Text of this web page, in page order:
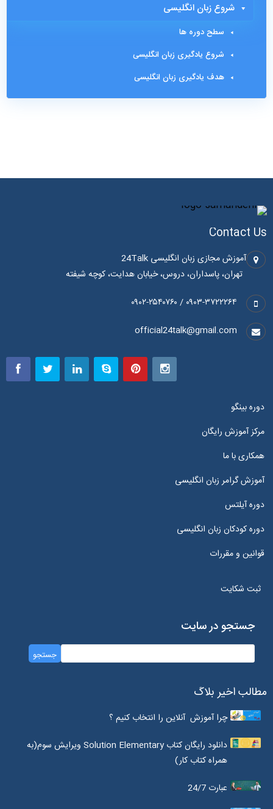
شروع زبان انگلیسی
سطح دوره ها
شروع یادگیری زبان انگلیسی
هدف یادگیری زبان انگلیسی
Contact Us
آموزش مجازی زبان انگلیسی 24Talk
تهران، پاسداران، دروس، خیابان هدایت، کوچه شیفته
۰۹۰۳-۳۷۲۲۲۶۴ / ۰۹۰۲-۲۵۴۰۷۶۰
official24talk@gmail.com
دوره بینگو
مرکز آموزش رایگان
همکاری با ما
آموزش گرامر زبان انگلیسی
دوره آیلتس
دوره کودکان زبان انگلیسی
قوانین و مقررات
ثبت شکایت
جستجو در سایت
مطالب اخیر بلاگ
چرا آموزش آنلاین را انتخاب کنیم ؟
دانلود رایگان کتاب Solution Elementary ویرایش سوم(به
همراه کتاب کار)
عبارت 24/7